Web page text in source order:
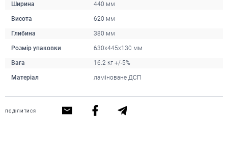
Ширина 440 мм
Висота 620 мм
Глибина 380 мм
Розмір упаковки 630х445х130 мм
Вага 16.2 кг +/-5%
Матеріал ламіноване ДСП
ПОДІЛИТИСЯ